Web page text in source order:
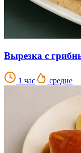
Вырезка с
1 час средне